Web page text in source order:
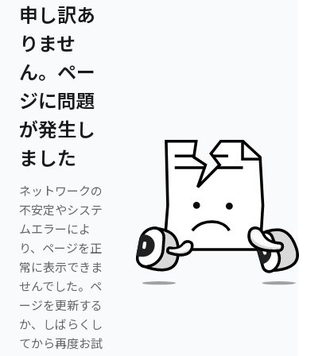
申し訳あ
りませ
ん。ペー
ジに問題
が発生し
ました
ネットワークの
不安定やシステ
ムエラーによ
り、ページを正
常に表示できま
せんでした。ペ
ージを更新する
か、しばらくし
てから再度お試